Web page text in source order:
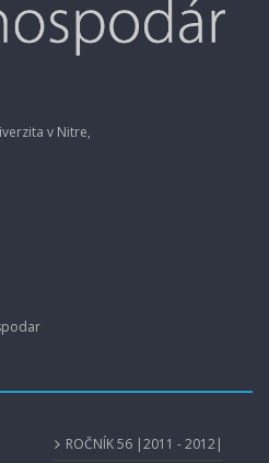
v Nitre,
ROČNÍK 56 |2011 - 2012|